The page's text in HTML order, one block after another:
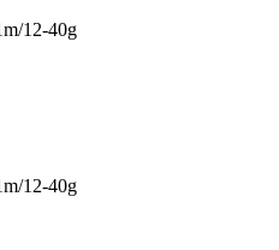
12-40g
12-40g